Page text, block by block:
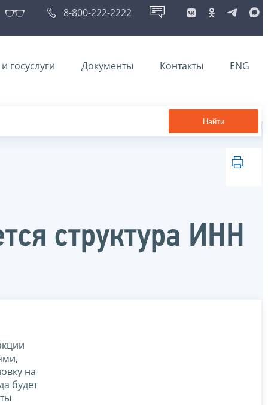
8-800-222-2222
госуслуги Документы Контакты ENG
Найти
структура ИНН
на
будет